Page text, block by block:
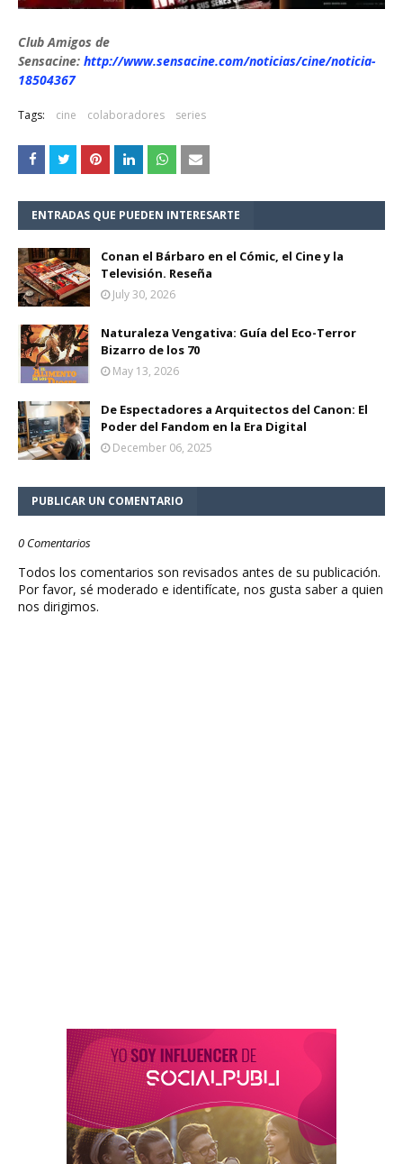
Club Amigos de
Sensacine: http://www.sensacine.com/noticias/cine/noticia-
18504367
Tags: cine colaboradores series
ENTRADAS QUE PUEDEN INTERESARTE
Conan el Bárbaro en el Cómic, el Cine y la
Televisión. Reseña
July 30, 2026
Naturaleza Vengativa: Guía del Eco-Terror
Bizarro de los 70
May 13, 2026
De Espectadores a Arquitectos del Canon: El
Poder del Fandom en la Era Digital
December 06, 2025
PUBLICAR UN COMENTARIO
0 Comentarios
Todos los comentarios son revisados antes de su publicación.
Por favor, sé moderado e identifícate, nos gusta saber a quien
nos dirigimos.